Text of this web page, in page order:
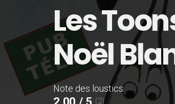
Les
Noël
Note des loustics
(2)